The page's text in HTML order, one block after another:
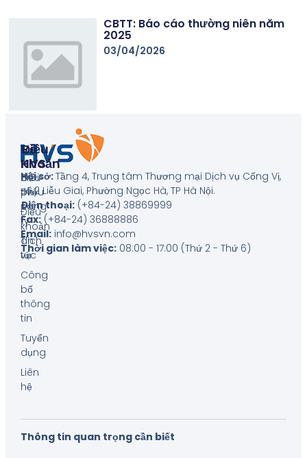
CBTT: Báo cáo thường niên năm
2025
03/04/2026
Hội sở:Tầng 4, Trung tâm Thương mại Dịch vụ Cống Vị,
số 2 Liễu Giai, Phường Ngọc Hà, TP Hà Nội.
Điện thoại:(+84-24) 38869999
Fax:(+84-24) 36888886
Email:info@hvsvn.com
Thời gian làm việc:08:00 - 17:00 (Thứ 2 - Thứ 6)
Về
HVS
Giới
thiệu
công
ty
Tin
tức
Công
bố
thông
tin
Tuyển
dụng
Liên
hệ
Điều
Khoản
Biểu
phí
Điều
khoản
dịch
vụ
Thông tin quan trọng cần biết